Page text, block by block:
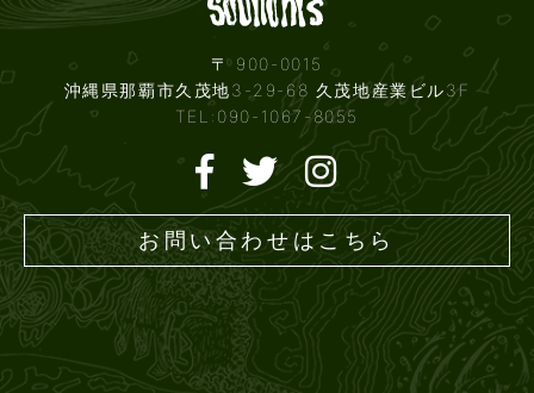
〒 900-0015
沖縄県那覇市久茂地3-29-68 久茂地産業ビル3F
TEL:090-1067-8055
お問い合わせはこちら